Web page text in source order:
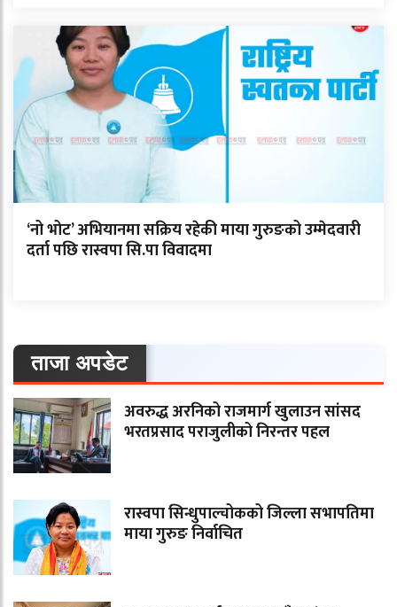
‘नो भोट’ अभियानमा सक्रिय रहेकी माया गुरुङको उम्मेदवारी
दर्ता पछि रास्वपा सि.पा विवादमा
ताजा अपडेट
अवरुद्ध अरनिको राजमार्ग खुलाउन सांसद
भरतप्रसाद पराजुलीको निरन्तर पहल
रास्वपा सिन्धुपाल्चोकको जिल्ला सभापतिमा
माया गुरुङ निर्वाचित